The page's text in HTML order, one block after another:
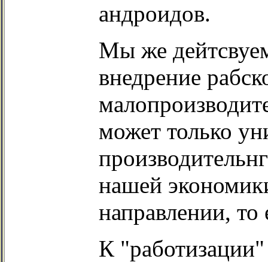
андроидов.
Мы же
внедрение
может только
нашей
направлении, то
К